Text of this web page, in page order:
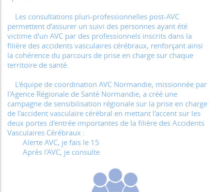
Les consultations pluri-professionnelles post-AVC
permettent d’assurer un suivi des personnes ayant été
victime d'un AVC par des professionnels inscrits dans la
filière des accidents vasculaires cérébraux, renforçant ainsi
la cohérence du parcours de prise en charge sur chaque
territoire de santé.
L'équipe de coordination AVC Normandie, missionnée par
l'Agence Régionale de Santé Normandie, a créé une
campagne de sensibilisation régionale sur la prise en charge
de l'accident vasculaire cérébral en mettant l'accent sur les
deux portes d'entrée importantes de la filière des Accidents
Vasculaires Cérébraux :
Alerte AVC, je fais le 15
Après l'AVC, je consulte